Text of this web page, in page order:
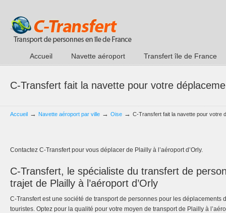
Accueil Navette aéroport Transfert île de France
C-Transfert fait la navette pour votre
Accueil → Navette aéroport par ville → Oise → C-Transfert fait la navette pour votre
Contactez C-Transfert pour vous déplacer de Plailly à l’aéroport d’Orly.
C-Transfert, le spécialiste du transfert de
trajet de Plailly à l’aéroport d’Orly
C-Transfert est une société de transport de personnes pour les déplacements
touristes. Optez pour la qualité pour votre moyen de transport de Plailly à